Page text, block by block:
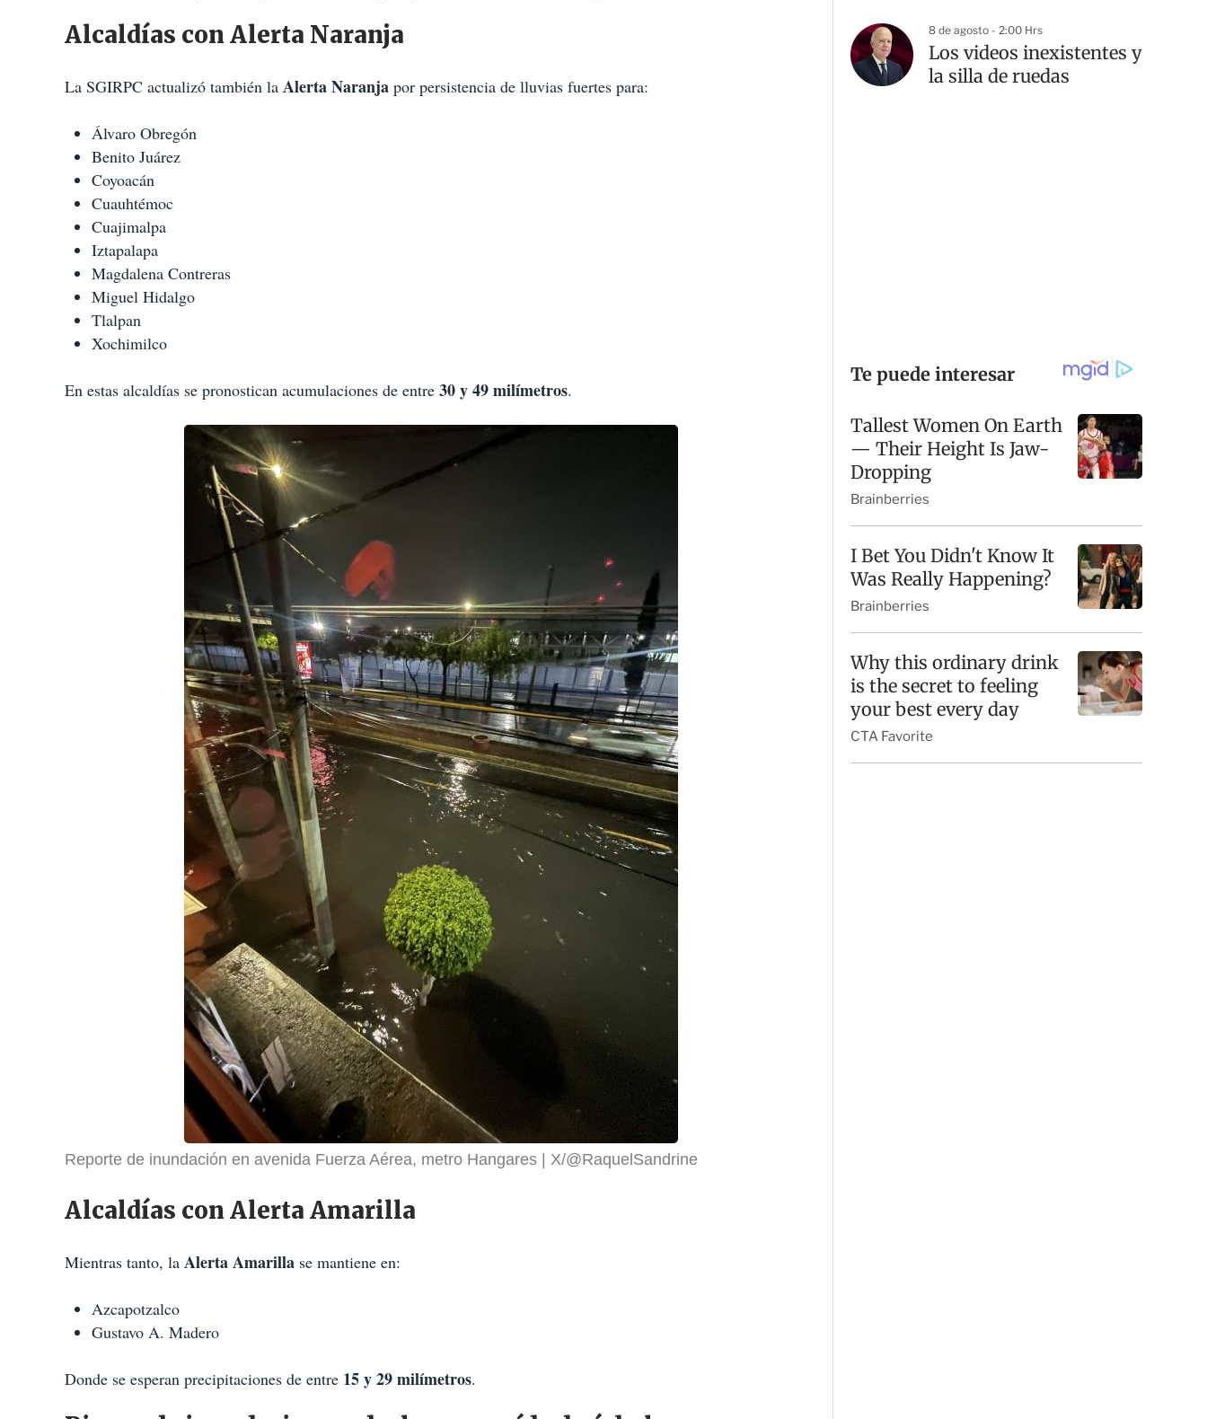
Alcaldías con Alerta Naranja
La SGIRPC actualizó también la Alerta Naranja por persistencia de lluvias fuertes para:
Álvaro Obregón
Benito Juárez
Coyoacán
Cuauhtémoc
Cuajimalpa
Iztapalapa
Magdalena Contreras
Miguel Hidalgo
Tlalpan
Xochimilco
En estas alcaldías se pronostican acumulaciones de entre 30 y 49 milímetros.
Reporte de inundación en avenida Fuerza Aérea, metro Hangares X/@RaquelSandrine
Alcaldías con Alerta Amarilla
Mientras tanto, la Alerta Amarilla se mantiene en:
Azcapotzalco
Gustavo A. Madero
Donde se esperan precipitaciones de entre 15 y 29 milímetros.
8 de agosto - 2:00 Hrs
Los videos inexistentes y
la silla de ruedas